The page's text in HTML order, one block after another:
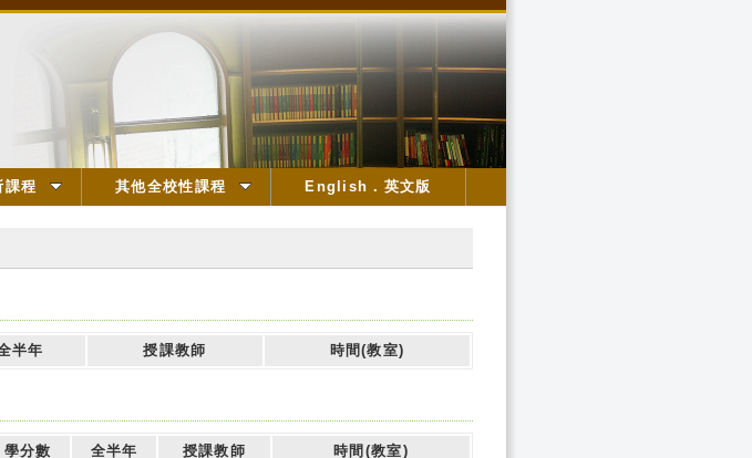
課程 其他全校性課程 English．英文版
半年 授課教師 時間(教室)
學分數 全半年 授課教師
時間(教室)